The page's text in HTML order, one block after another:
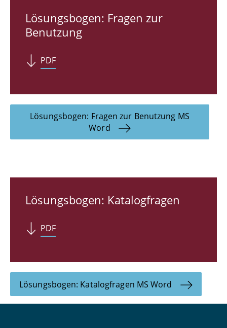
Lösungsbogen: Fragen zur
Benutzung
PDF
Lösungsbogen: Fragen zur Benutzung MS
Word
Lösungsbogen: Katalogfragen
PDF
Lösungsbogen: Katalogfragen MS Word